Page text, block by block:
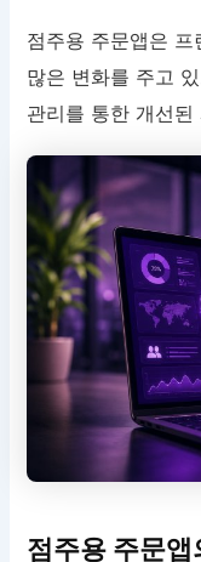
점주용 주문앱은
많은 변화를 주고
관리를 통한 개선
점주용 주문